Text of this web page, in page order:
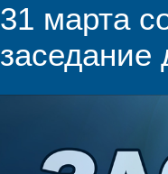
31 марта
заседание